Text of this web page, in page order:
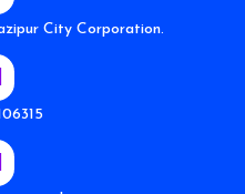
City Corporation.